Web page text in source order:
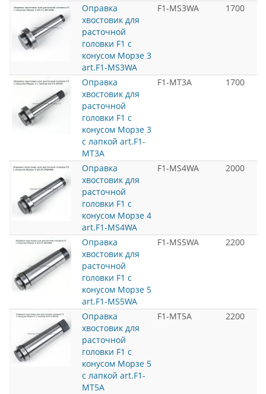
Оправка
хвостовик для
расточной
головки F1 с
конусом Морзе 3
art.F1-MS3WA
F1-MS3WA 1700
Оправка
хвостовик для
расточной
головки F1 с
конусом Морзе 3
с лапкой art.F1-
MT3A
F1-MT3A 1700
Оправка
хвостовик для
расточной
головки F1 с
конусом Морзе 4
art.F1-MS4WA
F1-MS4WA 2000
Оправка
хвостовик для
расточной
головки F1 с
конусом Морзе 5
art.F1-MS5WA
F1-MS5WA 2200
Оправка
хвостовик для
расточной
головки F1 с
конусом Морзе 5
с лапкой art.F1-
MT5A
F1-MT5A 2200